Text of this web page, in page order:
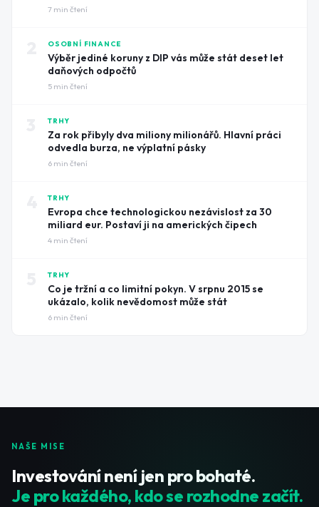
7 min čtení
OSOBNÍ FINANCE
Výběr jediné koruny z DIP vás může stát deset let
daňových odpočtů
5 min čtení
TRHY
Za rok přibyly dva miliony milionářů. Hlavní práci
odvedla burza, ne výplatní pásky
6 min čtení
TRHY
Evropa chce technologickou nezávislost za 30
miliard eur. Postaví ji na amerických čipech
4 min čtení
TRHY
Co je tržní a co limitní pokyn. V srpnu 2015 se
ukázalo, kolik nevědomost může stát
6 min čtení
NAŠE MISE
Investování není jen pro bohaté.
Je pro každého, kdo se rozhodne začít.